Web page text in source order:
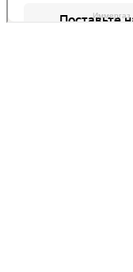
Иммергаз